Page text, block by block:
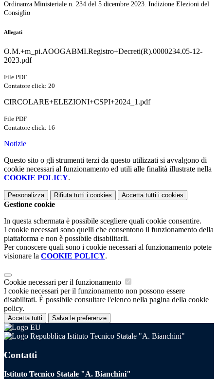
Ordinanza Ministeriale n. 234 del 5 dicembre 2023. Indizione Elezioni del
Consiglio
Allegati
O.M.+m_pi.AOOGABMI.Registro+Decreti(R).0000234.05-12-
2023.pdf
File PDF
Contatore click: 20
CIRCOLARE+ELEZIONI+CSPI+2024_1.pdf
File PDF
Contatore click: 16
Notizie
Questo sito o gli strumenti terzi da questo utilizzati si avvalgono di
cookie necessari al funzionamento ed utili alle finalità illustrate nella
COOKIE POLICY.
Personalizza Rifiuta tutti i cookies Accetta tutti i cookies
Gestione cookie
In questa schermata è possibile scegliere quali cookie consentire.
I cookie necessari sono quelli che consentono il funzionamento della
piattaforma e non è possibile disabilitarli.
Per conoscere quali sono i cookie necessari al funzionamento potete
visionare la COOKIE POLICY.
Cookie necessari per il funzionamento
I cookie necessari per il funzionamento non possono essere
disabilitati. È possibile consultare l'elenco nella pagina della cookie
policy.
Accetta tutti Salva le preferenze
Istituto Tecnico Statale "A. Bianchini"
Contatti
Istituto Tecnico Statale "A. Bianchini"